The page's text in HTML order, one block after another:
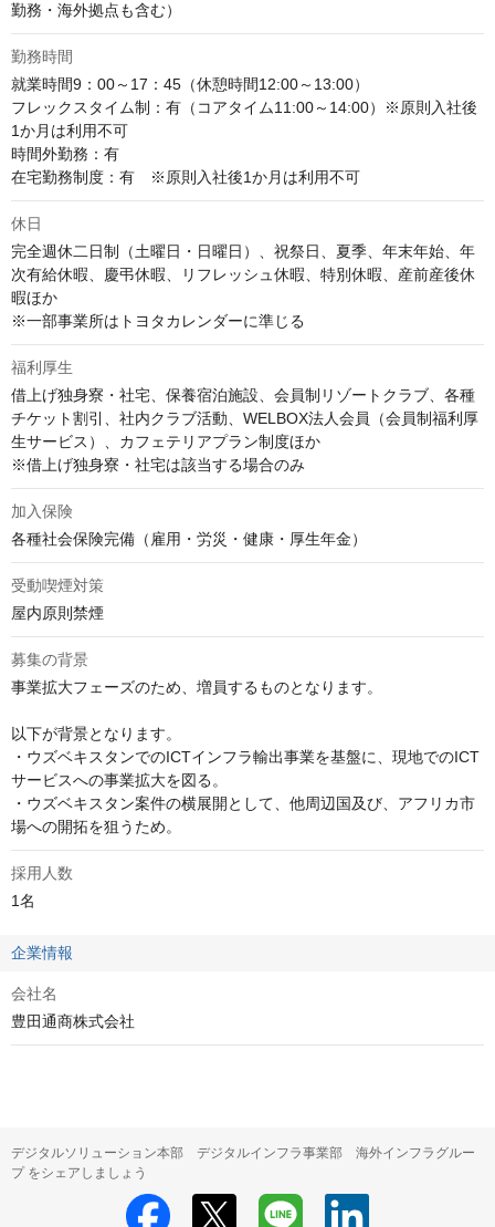
勤務・海外拠点も含む）
勤務時間
就業時間9：00～17：45（休憩時間12:00～13:00）
フレックスタイム制：有（コアタイム11:00～14:00）※原則入社後
1か月は利用不可
時間外勤務：有
在宅勤務制度：有　※原則入社後1か月は利用不可
休日
完全週休二日制（土曜日・日曜日）、祝祭日、夏季、年末年始、年
次有給休暇、慶弔休暇、リフレッシュ休暇、特別休暇、産前産後休
暇ほか
※一部事業所はトヨタカレンダーに準じる
福利厚生
借上げ独身寮・社宅、保養宿泊施設、会員制リゾートクラブ、各種
チケット割引、社内クラブ活動、WELBOX法人会員（会員制福利厚
生サービス）、カフェテリアプラン制度ほか
※借上げ独身寮・社宅は該当する場合のみ
加入保険
各種社会保険完備（雇用・労災・健康・厚生年金）
受動喫煙対策
屋内原則禁煙
募集の背景
事業拡大フェーズのため、増員するものとなります。
以下が背景となります。
・ウズベキスタンでのICTインフラ輸出事業を基盤に、現地でのICT
サービスへの事業拡大を図る。
・ウズベキスタン案件の横展開として、他周辺国及び、アフリカ市
場への開拓を狙うため。
採用人数
1名
企業情報
会社名
豊田通商株式会社
デジタルソリューション本部 デジタルインフラ事業部 海外インフラグルー
プ をシェアしましょう